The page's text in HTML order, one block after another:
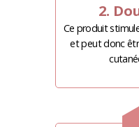
2.
Ce produit
et peut donc